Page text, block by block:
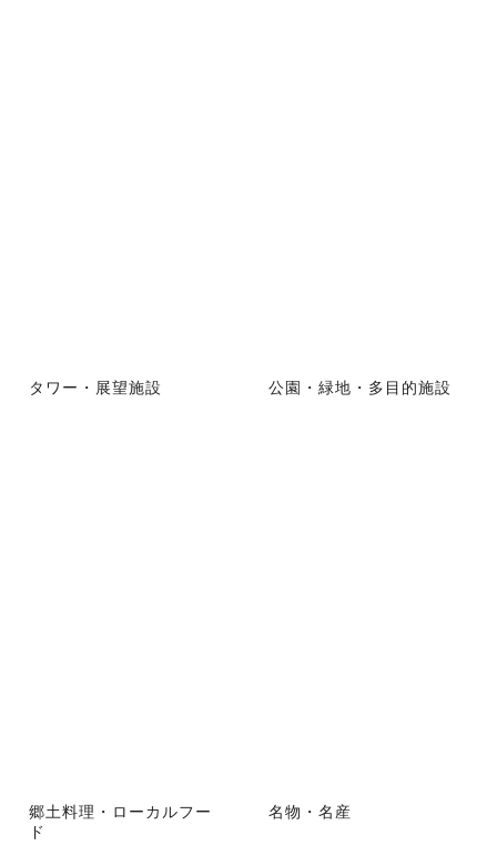
タワー・展望施設 公園・緑地・多目的施設
郷土料理・ローカルフー
ド
名物・名産